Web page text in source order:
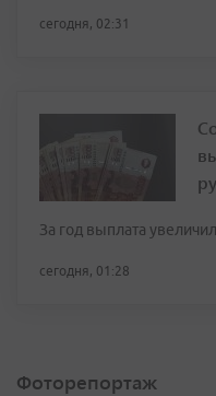
сегодня, 02:31
За год выплата
сегодня, 01:28
Фоторепортаж